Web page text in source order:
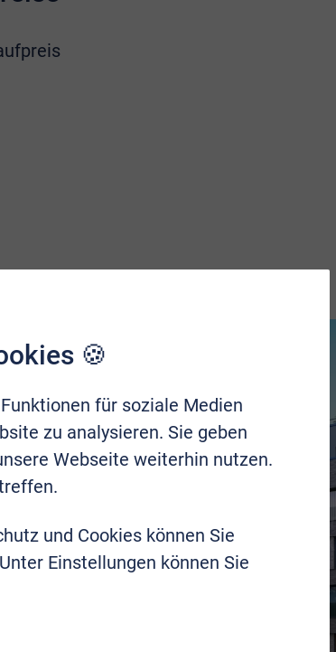
🍪
für soziale Medien
zu analysieren. Sie geben
Webseite weiterhin nutzen.
und Cookies können Sie
Einstellungen können Sie